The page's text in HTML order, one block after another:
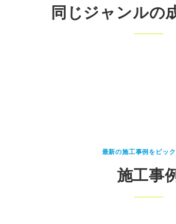
同じジャンルの
最新の施工事例をピッ
施工事